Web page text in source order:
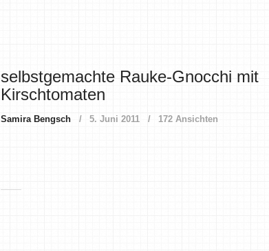
selbstgemachte Rauke-Gnocchi mit
Kirschtomaten
Samira Bengsch 5. Juni 2011 172 Ansichten